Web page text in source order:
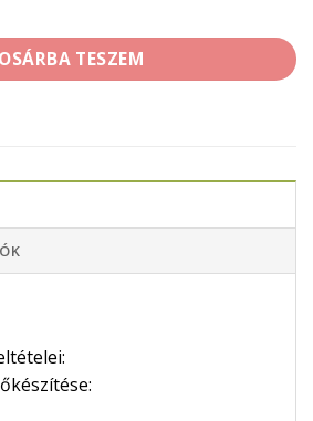
mennyiség
TESZEM